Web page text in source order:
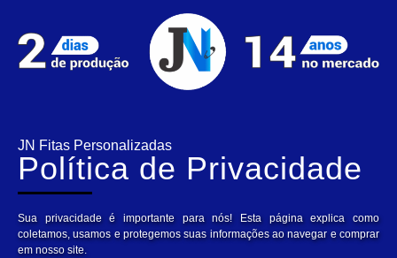
JN Fitas Personalizadas
Política de Privacidade
Sua privacidade é importante para nós! Esta página explica como
coletamos, usamos e protegemos suas informações ao navegar e comprar
em nosso site.